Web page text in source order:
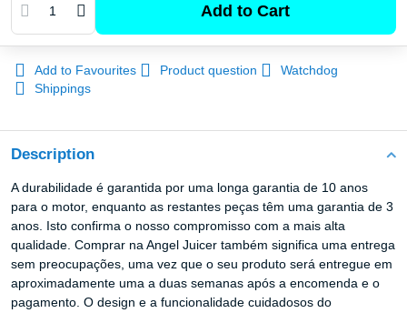
Add to Cart
Add to Favourites Product question
Watchdog
Shippings
Description
A durabilidade é garantida por uma longa garantia de 10 anos
para o motor, enquanto as restantes peças têm uma garantia de 3
anos. Isto confirma o nosso compromisso com a mais alta
qualidade. Comprar na Angel Juicer também significa uma entrega
sem preocupações, uma vez que o seu produto será entregue em
aproximadamente uma a duas semanas após a encomenda e o
pagamento. O design e a funcionalidade cuidadosos do